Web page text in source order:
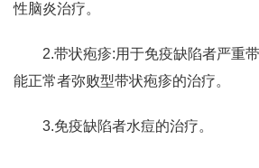
性脑炎治疗。
2.带状疱疹:用于免疫缺陷者严重
能正常者弥败型带状疱疹的治疗。
3.免疫缺陷者水痘的治疗。